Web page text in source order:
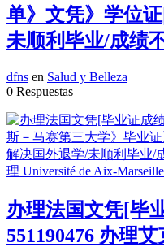
单》文凭》学位
未顺利毕业/成绩
dfns en Salud y Belleza
0 Respuestas
办理法国文凭[毕
551190476 办理